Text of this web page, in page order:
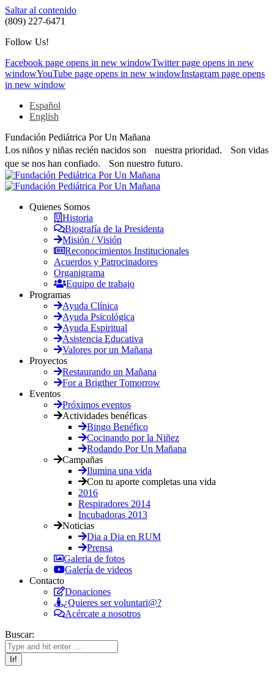
Saltar al contenido
(809) 227-6471
Follow Us!
Facebook page opens in new windowTwitter page opens in new
windowYouTube page opens in new windowInstagram page opens
in new window
Español
English
Fundación Pediátrica Por Un Mañana
Los niños y niñas recién nacidos son nuestra prioridad. Son vidas
que se nos han confiado. Son nuestro futuro.
Quienes Somos
Historia
Biografía de la Presidenta
Misión / Visión
Reconocimientos Institucionales
Acuerdos y Patrocinadores
Organigrama
Equipo de trabajo
Programas
Ayuda Clínica
Ayuda Psicológica
Ayuda Espiritual
Asistencia Educativa
Valores por un Mañana
Proyectos
Restaurando un Mañana
For a Brigther Tomorrow
Eventos
Próximos eventos
Actividades benéficas
Bingo Benéfico
Cocinando por la Niñez
Rodando Por Un Mañana
Campañas
Ilumina una vida
Con tu aporte completas una vida
2016
Respiradores 2014
Incubadoras 2013
Noticias
Dia a Dia en RUM
Prensa
Galeria de fotos
Galería de videos
Contacto
Donaciones
¿Quieres ser voluntari@?
Acércate a nosotros
Buscar: